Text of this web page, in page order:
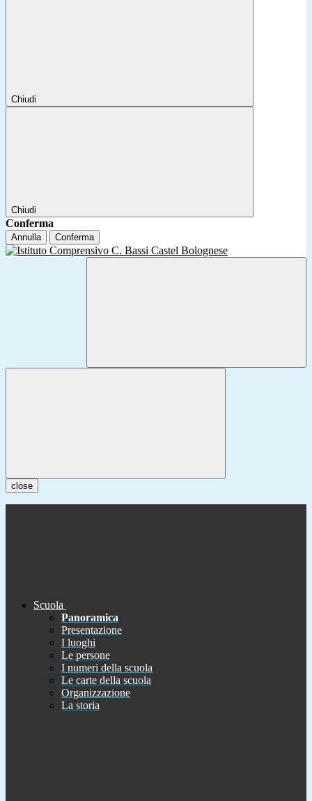
Chiudi
Chiudi
Conferma
Annulla Conferma
close
Scuola
Panoramica
Presentazione
I luoghi
Le persone
I numeri della scuola
Le carte della scuola
Organizzazione
La storia